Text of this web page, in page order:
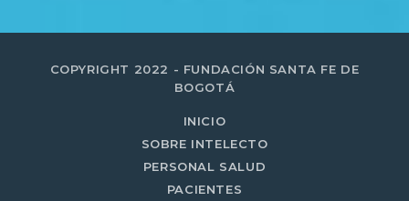
COPYRIGHT 2022 - FUNDACIÓN SANTA FE DE
BOGOTÁ
INICIO
SOBRE INTELECTO
PERSONAL SALUD
PACIENTES